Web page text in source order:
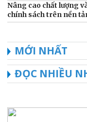
Nâng cao chất lượng
chính sách trên nền
MỚI NHẤT
ĐỌC NHIỀU